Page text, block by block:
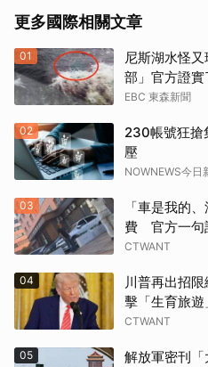
更多國際相關文章
01
尼斯湖水怪
部」官方證實
EBC 東森新聞
02
230帳號狂
壓
NOWNEWS今日
03
「車是我的
費 官方一句
CTWANT
04
川普再出招
擊「生育旅遊
CTWANT
05
解放軍密刊